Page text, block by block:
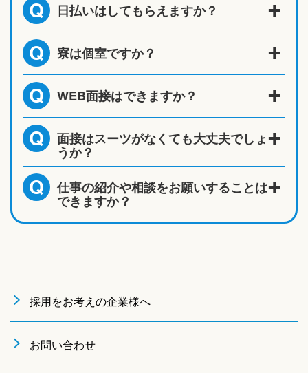
Q 日払いはしてもらえますか？
Q 寮は個室ですか？
Q WEB面接はできますか？
Q 面接はスーツがなくても大丈夫でしょ
うか？
Q 仕事の紹介や相談をお願いすることは
できますか？
採用をお考えの企業様へ
お問い合わせ